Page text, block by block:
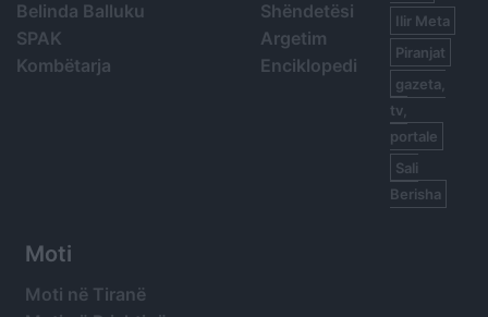
Belinda Balluku
SPAK
Kombëtarja
Shëndetësi
Argetim
Enciklopedi
Ilir Meta
Piranjat
gazeta,
tv,
portale
Sali
Berisha
Moti
Moti në Tiranë